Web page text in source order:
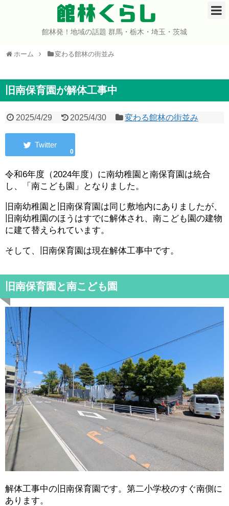
館林くらし
館林発！地域の話題 群馬・栃木・埼玉・茨城
ホーム 変わる館林の街並み
旧南保育園が解体工事中
2025/4/29 2025/4/30 変わる館林の街並み
0
令和6年度（2024年度）に南幼稚園と南保育園は統合
し、「南こども園」となりました。
旧南幼稚園と旧南保育園は同じ敷地内にありましたが、
旧南幼稚園のほうはすでに解体され、南こども園の建物
に建て替えられています。
そして、旧南保育園は現在解体工事中です。
旧南保育園と南こども園
解体工事中の旧南保育園です。第二小学校のすぐ南側に
あります。
ホーム
イベント
グルメ
コミュニティ
宇宙よりも遠い場所